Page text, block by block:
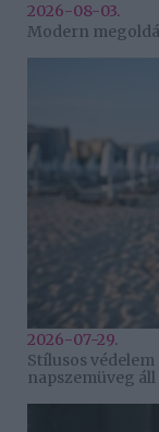
2026-08-03.
Modern
2026-07-29.
Stílusos
napszemüveg